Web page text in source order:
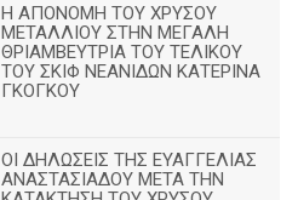
Η ΑΠΟΝΟΜΗ ΤΟΥ ΧΡΥΣΟΥ
ΜΕΤΑΛΛΙΟΥ ΣΤΗΝ ΜΕΓΑΛΗ
ΘΡΙΑΜΒΕΥΤΡΙΑ ΤΟΥ ΤΕΛΙΚΟΥ
ΤΟΥ ΣΚΙΦ ΝΕΑΝΙΔΩΝ ΚΑΤΕΡΙΝΑ
ΓΚΟΓΚΟΥ
ΟΙ ΔΗΛΩΣΕΙΣ ΤΗΣ ΕΥΑΓΓΕΛΙΑΣ
ΑΝΑΣΤΑΣΙΑΔΟΥ ΜΕΤΑ ΤΗΝ